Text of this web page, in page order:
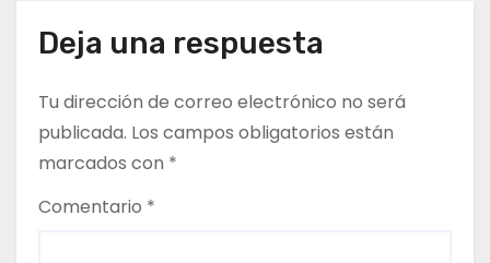
d
e
n
t
Deja una respuesta
Tu dirección de correo electrónico no será
publicada. Los campos obligatorios están
marcados con *
Comentario *